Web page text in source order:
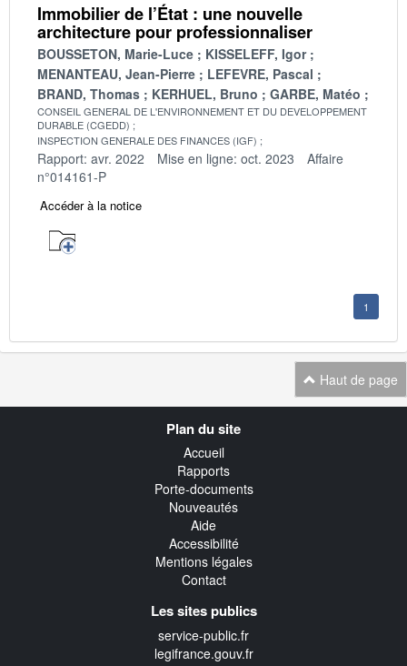
Immobilier de l’État : une nouvelle
architecture pour professionnaliser
BOUSSETON, Marie-Luce
KISSELEFF, Igor
MENANTEAU, Jean-Pierre
LEFEVRE, Pascal
BRAND, Thomas
KERHUEL, Bruno GARBE, Matéo
CONSEIL GENERAL DE L'ENVIRONNEMENT ET DU DEVELOPPEMENT
DURABLE (CGEDD)
INSPECTION GENERALE DES FINANCES (IGF)
Rapport: avr. 2022 Mise en ligne: oct. 2023
Affaire
n°014161-P
Accéder à la notice
1
Haut de page
Plan du site
Accueil
Rapports
Porte-documents
Nouveautés
Aide
Accessibilité
Mentions légales
Contact
Les sites publics
service-public.fr
legifrance.gouv.fr